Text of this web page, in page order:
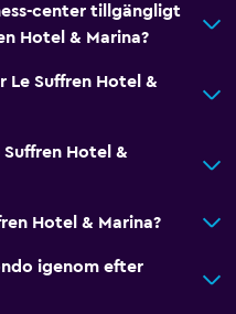
center tillgängligt
Hotel & Marina?
Suffren Hotel &
Hotel &
Hotel & Marina?
igenom efter